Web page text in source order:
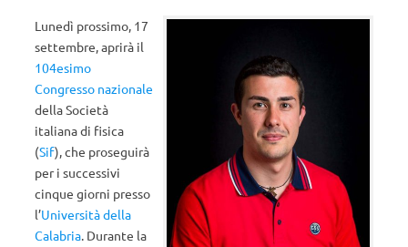
Lunedì prossimo, 17
settembre, aprirà il
104esimo
Congresso nazionale
della Società
italiana di fisica
(Sif), che proseguirà
per i successivi
cinque giorni presso
l’Università della
Calabria. Durante la